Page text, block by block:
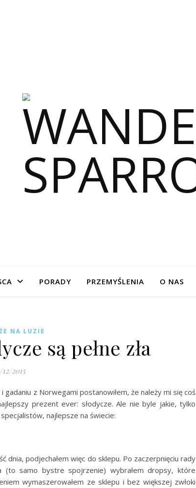
PORADY PRZEMYŚLENIA O NAS
NA LUZIE
są pełne zła
2015
gadaniu z Norwegami postanowiłem, że należy mi się coś
prezent ever: słodycze. Ale nie byle jakie, tylko
najlepsze na świecie:
dnia, podjechałem więc do sklepu. Po zaczerpnięciu rady
(to samo bystre spojrzenie) wybrałem dropsy, które
wymaszerowałem ze sklepu i bez większej zwłoki